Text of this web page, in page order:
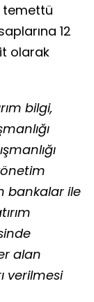
temettü
12
olarak
bilgi,
bankalar ile
alan
verilmesi